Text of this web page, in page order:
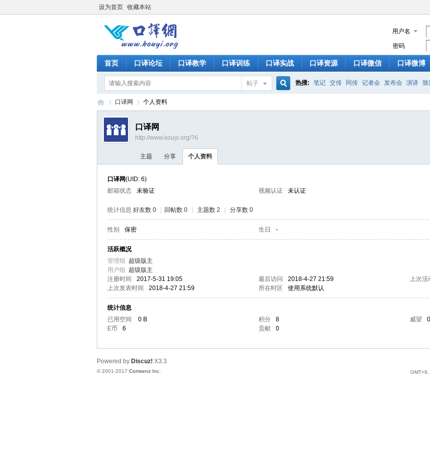
设为首页 收藏本站
用户名
密码
首页 口译论坛 口译教学 口译训练 口译实战 口译资源 口译微信 口译微博
帖子 热搜: 笔记 交传 同传 记者会 发布会 演讲 致
网
›
口译网 个人资料
口译网
http://www.kouyi.org/?6
主题 分享 个人资料
口译网(UID: 6)
邮箱状态
未验证 视频认证 未认证
统计信息 好友数 0 回帖数 0 主题数 2 分享数 0
性别 保密 生日 -
活跃概况
管理组 超级版主
用户组 超级版主
注册时间
2017-5-31 19:05 最后访问 2018-4-27 21:59 上次活
上次发表时间
2018-4-27 21:59 所在时区 使用系统默认
统计信息
已用空间
0 B 积分 8 威望
0
E币
6 贡献 0
Powered by Discuz! X3.3
© 2001-2017 Comsenz Inc.